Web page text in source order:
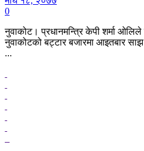
0
नुवाकोट। प्रधानमन्त्रि केपी शर्मा
नुवाकोटको बट्टार बजारमा आइतबार
...